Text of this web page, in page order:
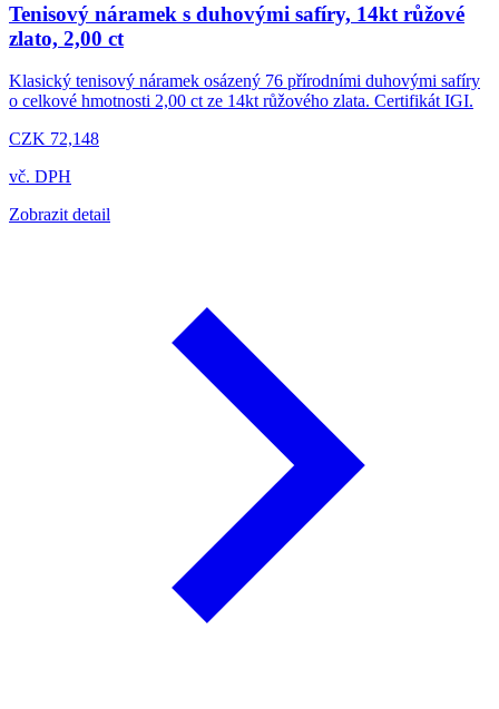
Tenisový náramek s duhovými safíry, 14kt růžové
zlato, 2,00 ct
Klasický tenisový náramek osázený 76 přírodními duhovými safíry
o celkové hmotnosti 2,00 ct ze 14kt růžového zlata. Certifikát IGI.
CZK 72,148
vč. DPH
Zobrazit detail